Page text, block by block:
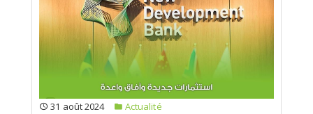
31 août 2024
Actualité